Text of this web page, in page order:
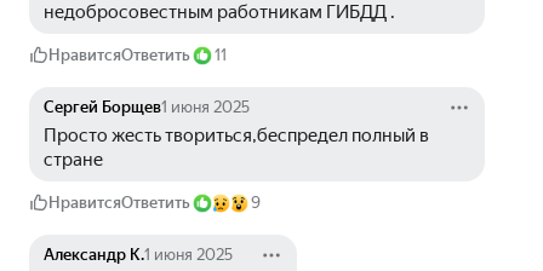
недобросовестным работникам ГИБДД .
НравитсяОтветить 11
Сергей Борщев1 июня 2025
Просто жесть твориться,беспредел полный в
стране
НравитсяОтветить 9
Александр К.1 июня 2025